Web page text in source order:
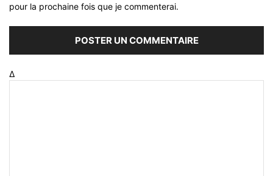
pour la prochaine fois que je commenterai.
Δ